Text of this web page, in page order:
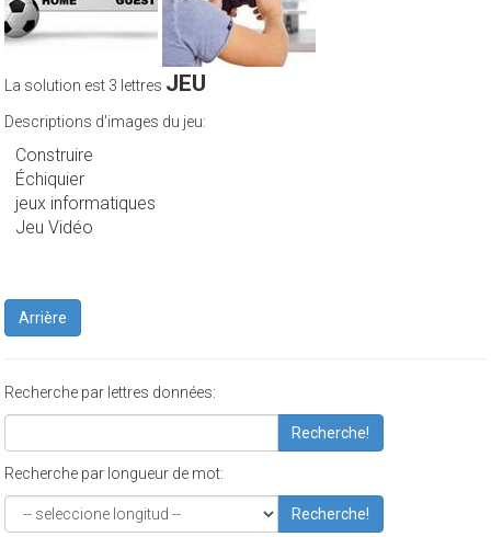
La solution est 3 lettres JEU
Descriptions d'images du jeu:
Construire
Échiquier
jeux informatiques
Jeu Vidéo
Arrière
Recherche par lettres données:
Recherche!
Recherche par longueur de mot:
Recherche!